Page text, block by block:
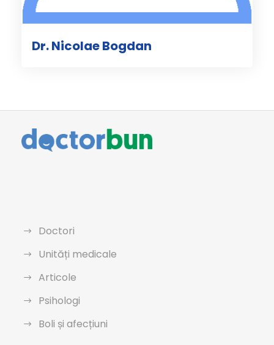
Dr. Nicolae Bogdan
Doctori
Unități medicale
Articole
Psihologi
Boli și afecțiuni